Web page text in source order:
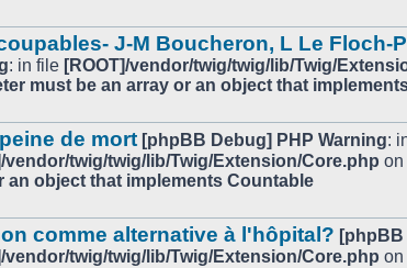
J-M Boucheron, L Le Floch-
: in file [ROOT]/vendor/twig/twig/lib/Twig/
must be an array or an object that
de mort [phpBB Debug] PHP Warning:
vendor/twig/twig/lib/Twig/Extension/Core.php on
an object that implements Countable
comme alternative à l'hôpital? [phpBB
vendor/twig/twig/lib/Twig/Extension/Core.php on